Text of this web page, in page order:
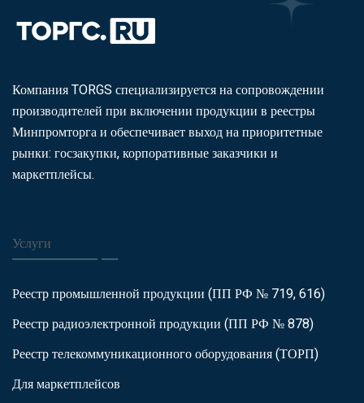
Компания TORGS специализируется на сопровождении
производителей при включении продукции в реестры
Минпромторга и обеспечивает выход на приоритетные
рынки: госзакупки, корпоративные заказчики и
маркетплейсы.
Услуги
Реестр промышленной продукции (ПП РФ № 719, 616)
Реестр радиоэлектронной продукции (ПП РФ № 878)
Реестр телекоммуникационного оборудования (ТОРП)
Для маркетплейсов